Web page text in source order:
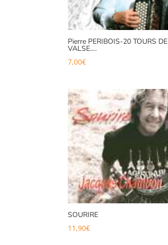
Pierre PERIBOIS-20 TOURS DE
VALSE….
7,00€
SOURIRE
11,90€